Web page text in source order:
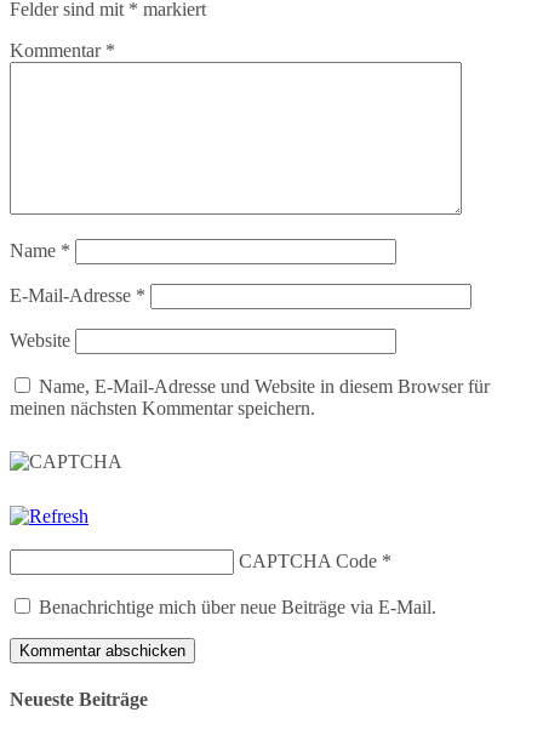
Felder sind mit * markiert
Kommentar *
Name *
E-Mail-Adresse *
Website
Name, E-Mail-Adresse und Website in diesem Browser für
meinen nächsten Kommentar speichern.
CAPTCHA Code *
Benachrichtige mich über neue Beiträge via E-Mail.
Neueste Beiträge